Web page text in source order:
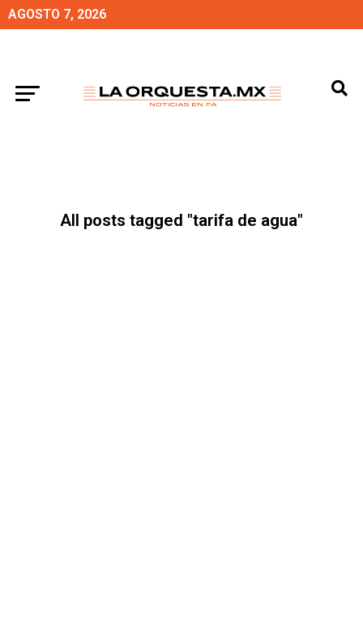
AGOSTO 7, 2026
All posts tagged "tarifa de agua"